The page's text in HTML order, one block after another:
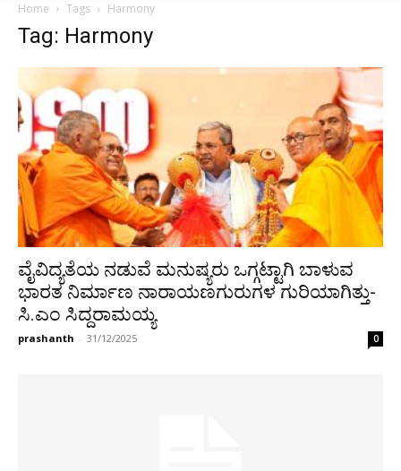
Home Tags Harmony
Tag: Harmony
ವೈವಿದ್ಯತೆಯ ನಡುವೆ ಮನುಷ್ಯರು ಒಗ್ಗಟ್ಟಾಗಿ ಬಾಳುವ
ಭಾರತ ನಿರ್ಮಾಣ ನಾರಾಯಣಗುರುಗಳ ಗುರಿಯಾಗಿತ್ತು-
ಸಿ.ಎಂ ಸಿದ್ದರಾಮಯ್ಯ
prashanth - 31/12/2025 0